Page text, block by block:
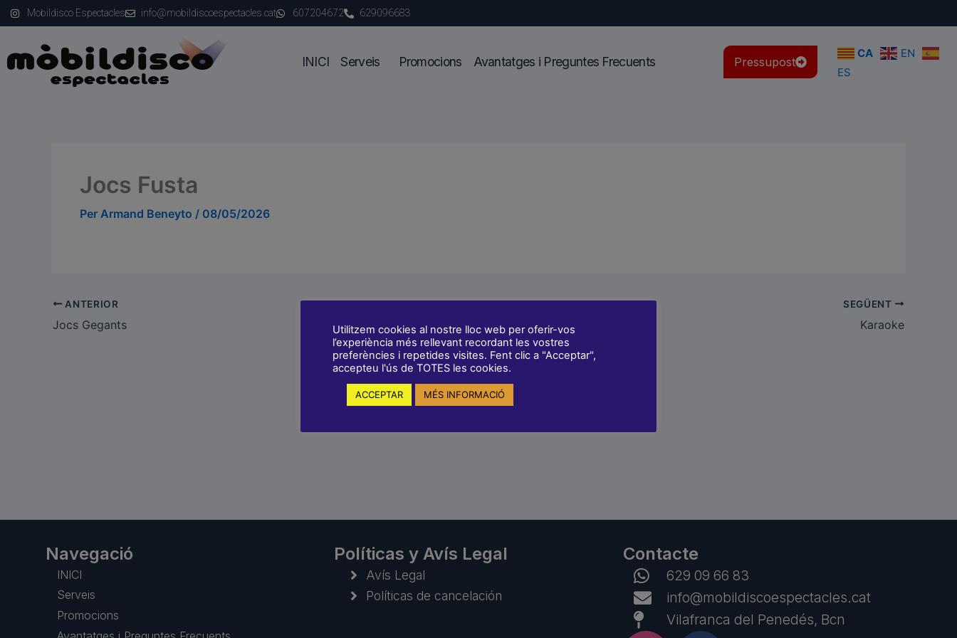
Vés
al
contingut
Mobildisco Espectacles info@mobildiscoespectacles.cat 607204672 629096683
INICI Serveis Promocions Avantatges i Preguntes Frecuents Pressupost
CA
EN
ES
Jocs Fusta
Per Armand Beneyto / 08/05/2026
ANTERIOR
Jocs Gegants
SEGÜENT
Karaoke
Navegació
INICI
Serveis
Promocions
Políticas y Avís Legal
Avís Legal
Políticas de cancelación
Contacte
629 09 66 83
info@mobildiscoespectacles.cat
Vilafranca del Penedés, Bcn
Utilitzem cookies al nostre lloc web per oferir-vos
l’experiència més rellevant recordant les vostres
preferències i repetides visites. Fent clic a "Acceptar",
accepteu l'ús de TOTES les cookies.
ACCEPTAR MÉS INFORMACIÓ